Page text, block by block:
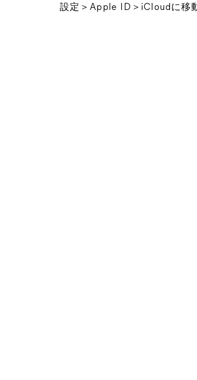
設定＞Apple ID＞iCloudに移